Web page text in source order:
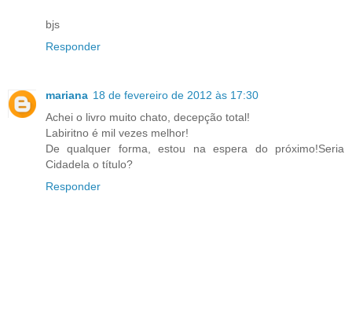
bjs
Responder
mariana 18 de fevereiro de 2012 às 17:30
Achei o livro muito chato, decepção total!
Labiritno é mil vezes melhor!
De qualquer forma, estou na espera do próximo!Seria
Cidadela o título?
Responder